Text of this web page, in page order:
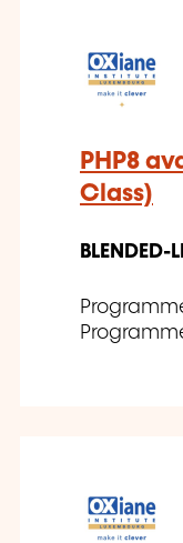
PHP8
Class)
BLENDED-